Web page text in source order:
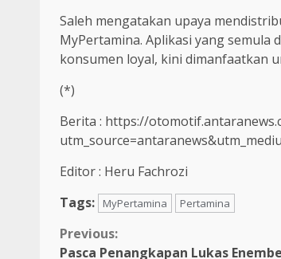
Saleh mengatakan upaya
MyPertamina. Aplikasi yang
konsumen loyal, kini dimanfaatkan
(*)
Berita : https://
Editor : Heru Fachrozi
Tags:
MyPertamina Pertamina
Continue
Previous:
Pasca Penangkapan Lukas